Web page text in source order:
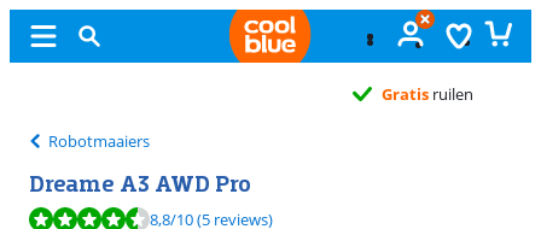
Robotmaaiers
Dreame A3 AWD Pro
Beoordeling is 8,8 van de 10, gebaseerd op 5 reviews.
8,8/10(5 reviews)